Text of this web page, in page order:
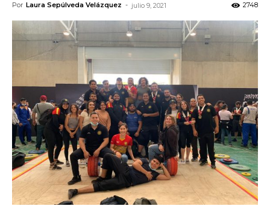
Por Laura Sepúlveda Velázquez - julio 9, 2021 2748